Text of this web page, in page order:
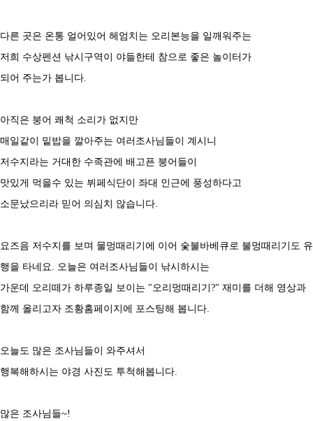
다른 곳은 온통 얼어있어 헤엄치는 오리본능을 일깨워주는
저희 수상펜션 낚시구역이 야들한테 참으로 좋은 놀이터가
되어 주는가 봅니다.
아직은 붕어 쾌척 소리가 없지만
매일같이 밑밥을 깔아주는 여러조사님들이 계시니
저수지라는 거대한 수족관에 배고픈 붕어들이
맛있게 먹을수 있는 뷔페식단이 좌대 인근에 풍성하다고
소문났으리라 믿어 의심치 않습니다.
요즈음 저수지를 보며 물멍때리기에 이어 숯불바베큐로 불멍때리기도 유
행을 타네요. 오늘은 여러조사님들이 낚시하시는
가운데 오리떼가 하루종일 보이는 "오리멍때리기?" 재미를 더해 영상과
함께 올리고자 조황홈페이지에 포스팅해 봅니다.
오늘도 많은 조사님들이 와주셔서
행복해하시는 야경 사진도 투척해봅니다.
많은 조사님들~!